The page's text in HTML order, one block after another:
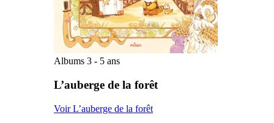
Albums 3 - 5 ans
L’auberge de la forêt
Voir L’auberge de la forêt